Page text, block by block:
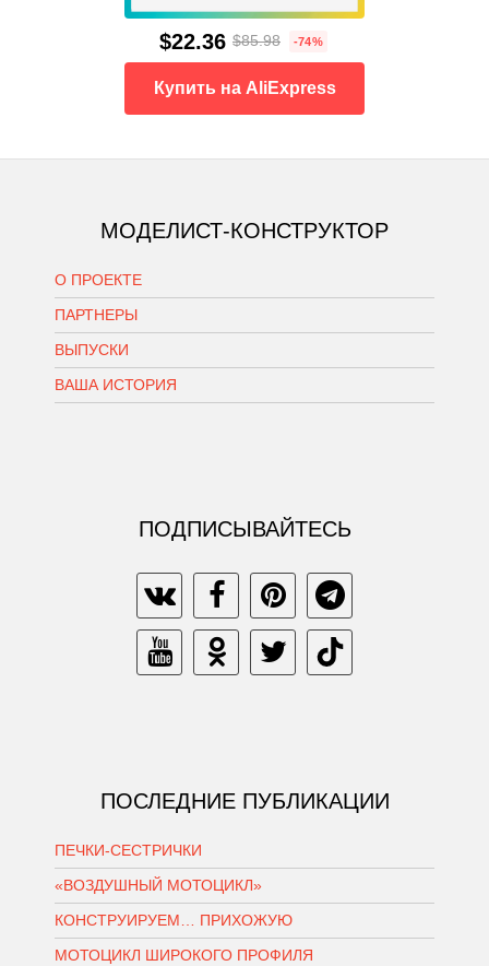
$22.36 $85.98 -74%
Купить на AliExpress
МОДЕЛИСТ-КОНСТРУКТОР
О ПРОЕКТЕ
ПАРТНЕРЫ
ВЫПУСКИ
ВАША ИСТОРИЯ
ПОДПИСЫВАЙТЕСЬ
ПОСЛЕДНИЕ ПУБЛИКАЦИИ
ПЕЧКИ-СЕСТРИЧКИ
«ВОЗДУШНЫЙ МОТОЦИКЛ»
КОНСТРУИРУЕМ… ПРИХОЖУЮ
МОТОЦИКЛ ШИРОКОГО ПРОФИЛЯ